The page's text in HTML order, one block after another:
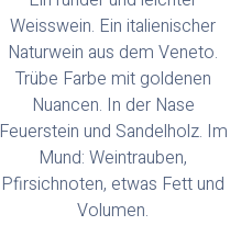
Weisswein. Ein italienischer
Naturwein aus dem Veneto.
Trübe Farbe mit goldenen
Nuancen. In der Nase
Feuerstein und Sandelholz. Im
Mund: Weintrauben,
Pfirsichnoten, etwas Fett und
Volumen.